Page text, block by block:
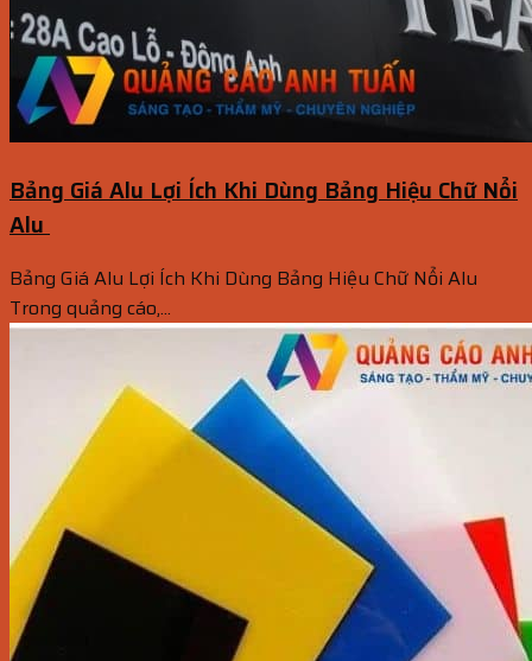
Bảng Giá Alu Lợi Ích Khi Dùng Bảng Hiệu Chữ Nổi
Alu
Bảng Giá Alu Lợi Ích Khi Dùng Bảng Hiệu Chữ Nổi Alu
Trong quảng cáo,...